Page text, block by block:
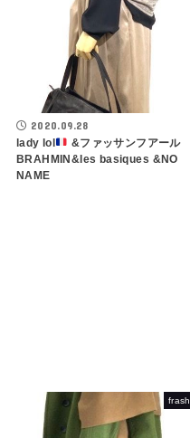
2020.09.28
lady lol
&ファッサンフアール
BRAHMIN&les basiques &NO
NAME
frash